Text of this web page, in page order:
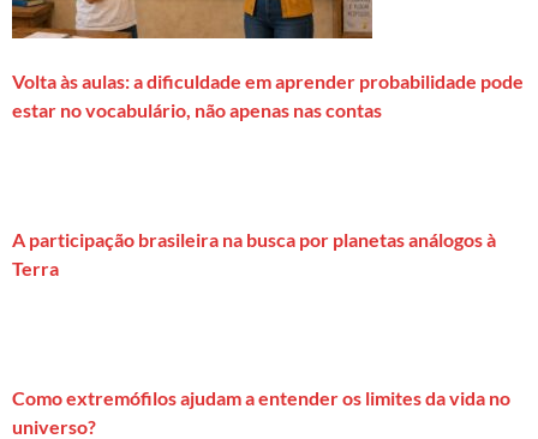
Volta às aulas: a dificuldade em aprender probabilidade pode
estar no vocabulário, não apenas nas contas
A participação brasileira na busca por planetas análogos à
Terra
Como extremófilos ajudam a entender os limites da vida no
universo?